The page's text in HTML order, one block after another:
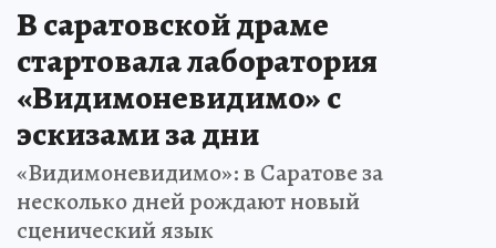
В саратовской драме
стартовала лаборатория
«Видимоневидимо» с
эскизами за дни
«Видимоневидимо»: в Саратове за
несколько дней рождают новый
сценический язык